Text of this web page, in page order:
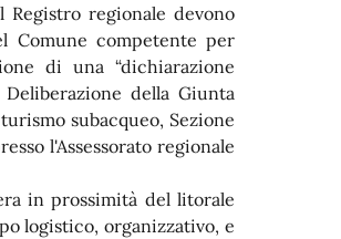
regionale devono
Comune competente per
di una “dichiarazione
della Giunta
subacqueo, Sezione
l'Assessorato regionale
in prossimità del litorale
logistico, organizzativo, e